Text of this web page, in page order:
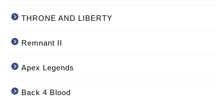
THRONE AND LIBERTY
Remnant II
Apex Legends
Back 4 Blood